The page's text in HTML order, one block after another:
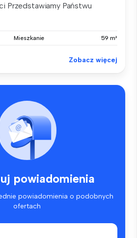
Przedstawiamy Państwu
Mieszkanie 59 m²
Zobacz więcej
powiadomienia
powiadomienia o podobnych
ofertach